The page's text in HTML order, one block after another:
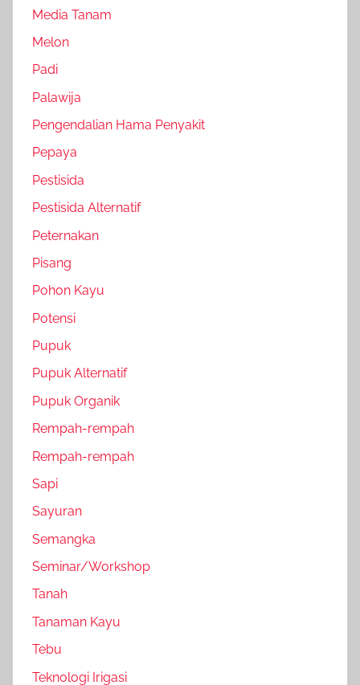
Media Tanam
Melon
Padi
Palawija
Pengendalian Hama Penyakit
Pepaya
Pestisida
Pestisida Alternatif
Peternakan
Pisang
Pohon Kayu
Potensi
Pupuk
Pupuk Alternatif
Pupuk Organik
Rempah-rempah
Rempah-rempah
Sapi
Sayuran
Semangka
Seminar/Workshop
Tanah
Tanaman Kayu
Tebu
Teknologi Irigasi